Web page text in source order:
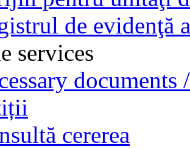
de evidenţă
services
documents
cererea